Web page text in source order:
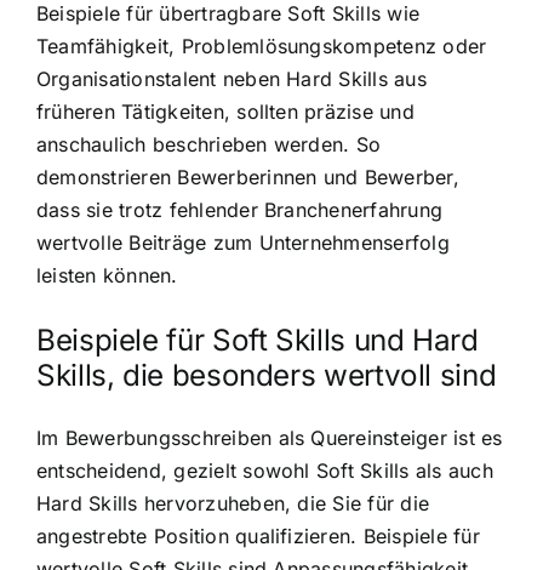
Beispiele für übertragbare Soft Skills wie
Teamfähigkeit, Problemlösungskompetenz oder
Organisationstalent neben Hard Skills aus
früheren Tätigkeiten, sollten präzise und
anschaulich beschrieben werden. So
demonstrieren Bewerberinnen und Bewerber,
dass sie trotz fehlender Branchenerfahrung
wertvolle Beiträge zum Unternehmenserfolg
leisten können.
Beispiele für Soft Skills und Hard
Skills, die besonders wertvoll sind
Im Bewerbungsschreiben als Quereinsteiger ist es
entscheidend, gezielt sowohl Soft Skills als auch
Hard Skills hervorzuheben, die Sie für die
angestrebte Position qualifizieren. Beispiele für